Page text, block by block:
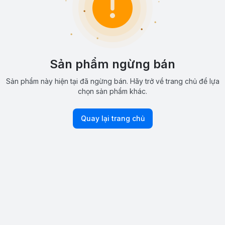
Sản phẩm ngừng bán
Sản phẩm này hiện tại đã ngừng bán. Hãy trở về trang chủ để lựa
chọn sản phẩm khác.
Quay lại trang chủ